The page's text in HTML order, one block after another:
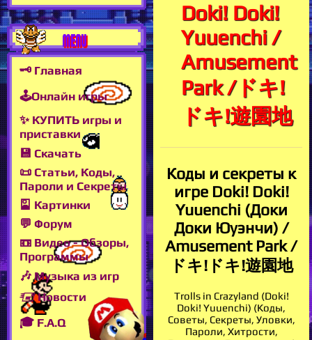
MENU
🗝 Главная
🕹Онлайн игры
✨ КУПИТЬ игры и
приставки
💾 Скачать
📜 Статьи, Коды,
Пароли и Секреты
🎴 Картинки
💬 Форум
📼 Видео - Обзоры,
Программы
🎶 Музыка из игр
🖅 Новости
🎓 F.A.Q
Doki! Doki!
Yuuenchi /
Amusement
Park /ドキ!
ドキ!遊園地
Коды и секреты к
игре Doki! Doki!
Yuuenchi (Доки
Доки Юуэнчи) /
Amusement Park /
ドキ!ドキ!遊園地
Trolls in Crazyland (Doki!
Doki! Yuuenchi) (Коды,
Советы, Секреты, Уловки,
Пароли, Хитрости,